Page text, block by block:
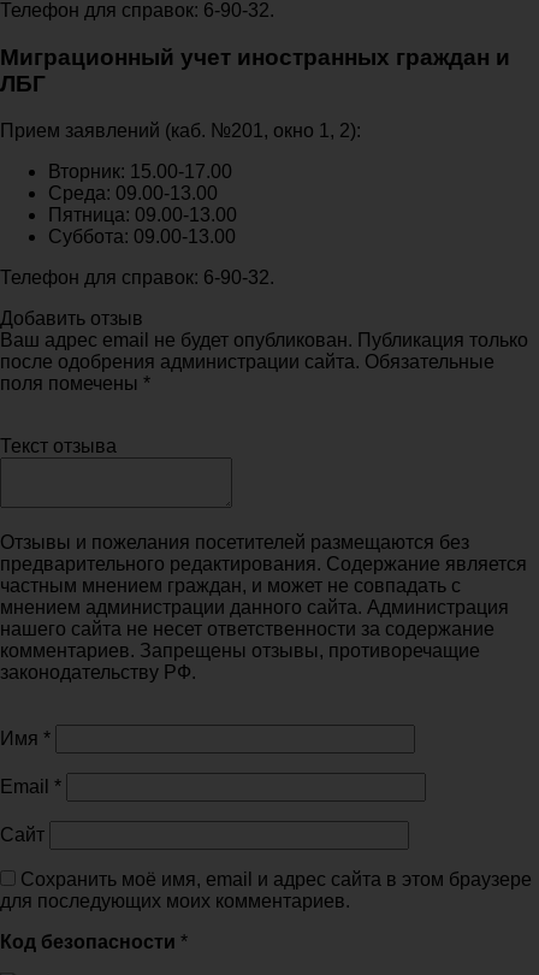
Телефон для справок: 6-90-32.
Миграционный учет иностранных граждан и
ЛБГ
Прием заявлений (каб. №201, окно 1, 2):
Вторник: 15.00-17.00
Среда: 09.00-13.00
Пятница: 09.00-13.00
Суббота: 09.00-13.00
Телефон для справок: 6-90-32.
Добавить отзыв
Ваш адрес email не будет опубликован. Публикация только
после одобрения администрации сайта. Обязательные
поля помечены *
Текст отзыва
Отзывы и пожелания посетителей размещаются без
предварительного редактирования. Содержание является
частным мнением граждан, и может не совпадать с
мнением администрации данного сайта. Администрация
нашего сайта не несет ответственности за содержание
комментариев. Запрещены отзывы, противоречащие
законодательству РФ.
Имя *
Email *
Сайт
Сохранить моё имя, email и адрес сайта в этом браузере
для последующих моих комментариев.
Код безопасности *